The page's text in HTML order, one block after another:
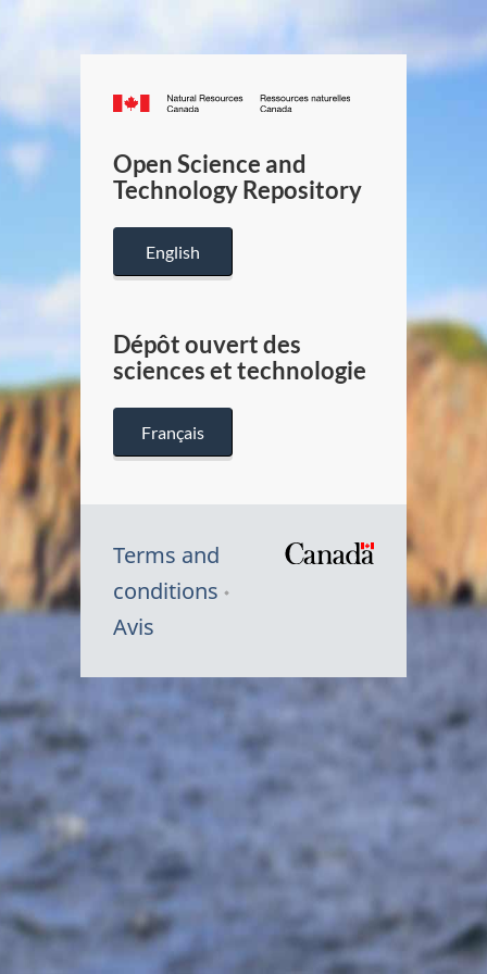
Canada.ca
/
Canada
Open Science and
Technology Repository
English
Dépôt ouvert des
sciences et technologie
Français
Terms and
conditions
Avis
Symbole
Canada